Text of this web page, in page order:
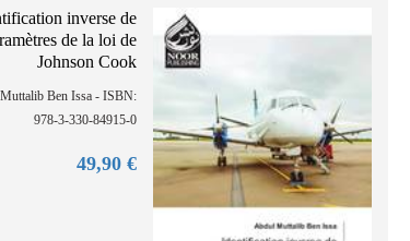
inverse de
de la loi de
Johnson Cook
Ben Issa - ISBN:
978-3-330-84915-0
€ 49,
90